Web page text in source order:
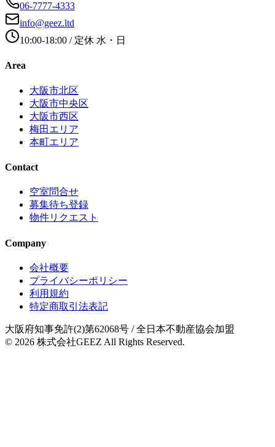
06-7777-4333
info@geez.ltd
10:00-18:00 / 定休 水・日
Area
大阪市北区
大阪市中央区
大阪市西区
梅田エリア
本町エリア
Contact
空室問合せ
募集待ち登録
物件リクエスト
Company
会社概要
プライバシーポリシー
利用規約
特定商取引法表記
大阪府知事免許(2)第62068号 / 全日本不動産協会加盟
© 2026 株式会社GEEZ All Rights Reserved.